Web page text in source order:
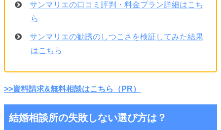
サンマリエの口コミ評判・料金プラン詳細はこち
ら
サンマリエの勧誘のしつこさを検証してみた結果
はこちら
>>資料請求&無料相談はこちら（PR）
結婚相談所の失敗しない選び方は？